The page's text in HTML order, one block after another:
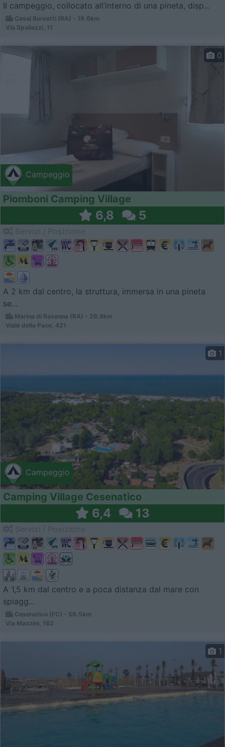
Il campeggio, collocato all’interno di una pineta, disp...
Casal Borsetti (RA) - 19.6km
Via Spallazzi, 11
Campeggio
0
Piomboni Camping Village
6,8 5
A 2 km dal centro, la struttura, immersa in una pineta
se...
Marina di Ravenna (RA) - 26.9km
Viale della Pace, 421
Campeggio
1
Camping Village Cesenatico
6,4 13
A 1,5 km dal centro e a poca distanza dal mare con
spiagg...
Cesenatico (FC) - 56.5km
Via Mazzini, 182
1